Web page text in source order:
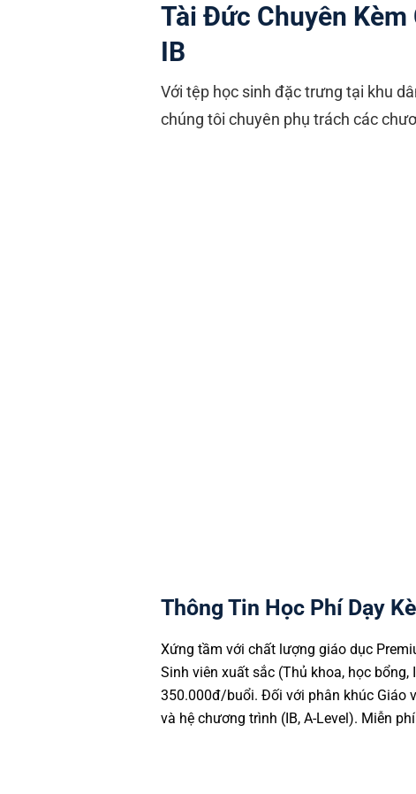
Tài Đức Chuyên Kèm
IB
Với tệp học sinh đặc trưng tại khu
chúng tôi chuyên phụ trách các
Thông Tin Học Phí Dạy
Xứng tầm với chất lượng giáo dục
Sinh viên xuất sắc (Thủ khoa, học
350.000đ/buổi. Đối với phân khúc Giáo
và hệ chương trình (IB, A-Level). Miễn